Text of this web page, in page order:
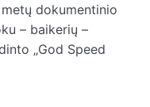
dokumentinio
– baikerių –
„God Speed